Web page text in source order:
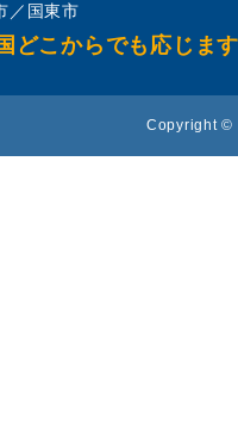
／国東市
どこからでも応じま
Copyright ©